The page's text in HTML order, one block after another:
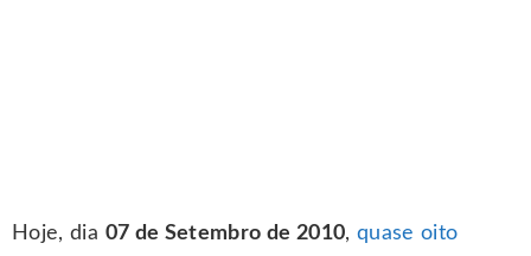
Hoje, dia 07 de Setembro de 2010, quase oito